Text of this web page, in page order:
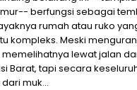
berfungsi sebagai
rumah atau ruko
kompleks. Meski
lewat jalan
Barat, tapi secara
muk...